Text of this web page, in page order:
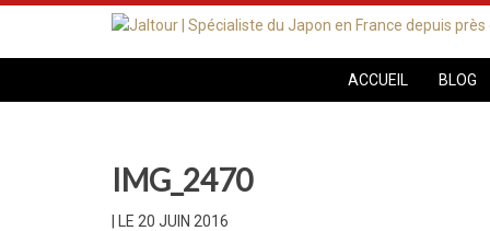
ACCUEIL BLOG
IMG_2470
LE 20 JUIN 2016